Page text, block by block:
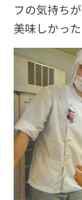
フの気持ち
美味しかった